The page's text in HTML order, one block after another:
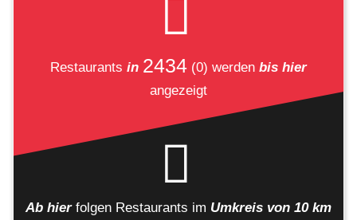
Restaurants in 2434 (0) werden bis hier
angezeigt
Ab hier folgen Restaurants im Umkreis von 10 km